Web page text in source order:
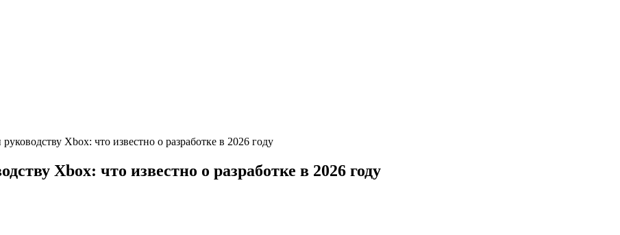
Xbox: что известно о разработке в 2026 году
Xbox: что известно о разработке в 2026 году